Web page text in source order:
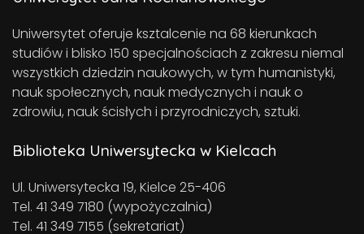
Uniwersytet oferuje ksztalcenie na 68 kierunkach
studiów i blisko 150 specjalnościach z zakresu niemal
wszystkich dziedzin naukowych, w tym humanistyki,
nauk społecznych, nauk medycznych i nauk o
zdrowiu, nauk ścisłych i przyrodniczych, sztuki.
Biblioteka Uniwersytecka w Kielcach
Ul. Uniwersytecka 19, Kielce 25-406
Tel. 41 349 7180 (wypożyczalnia)
Tel. 41 349 7155 (sekretariat)